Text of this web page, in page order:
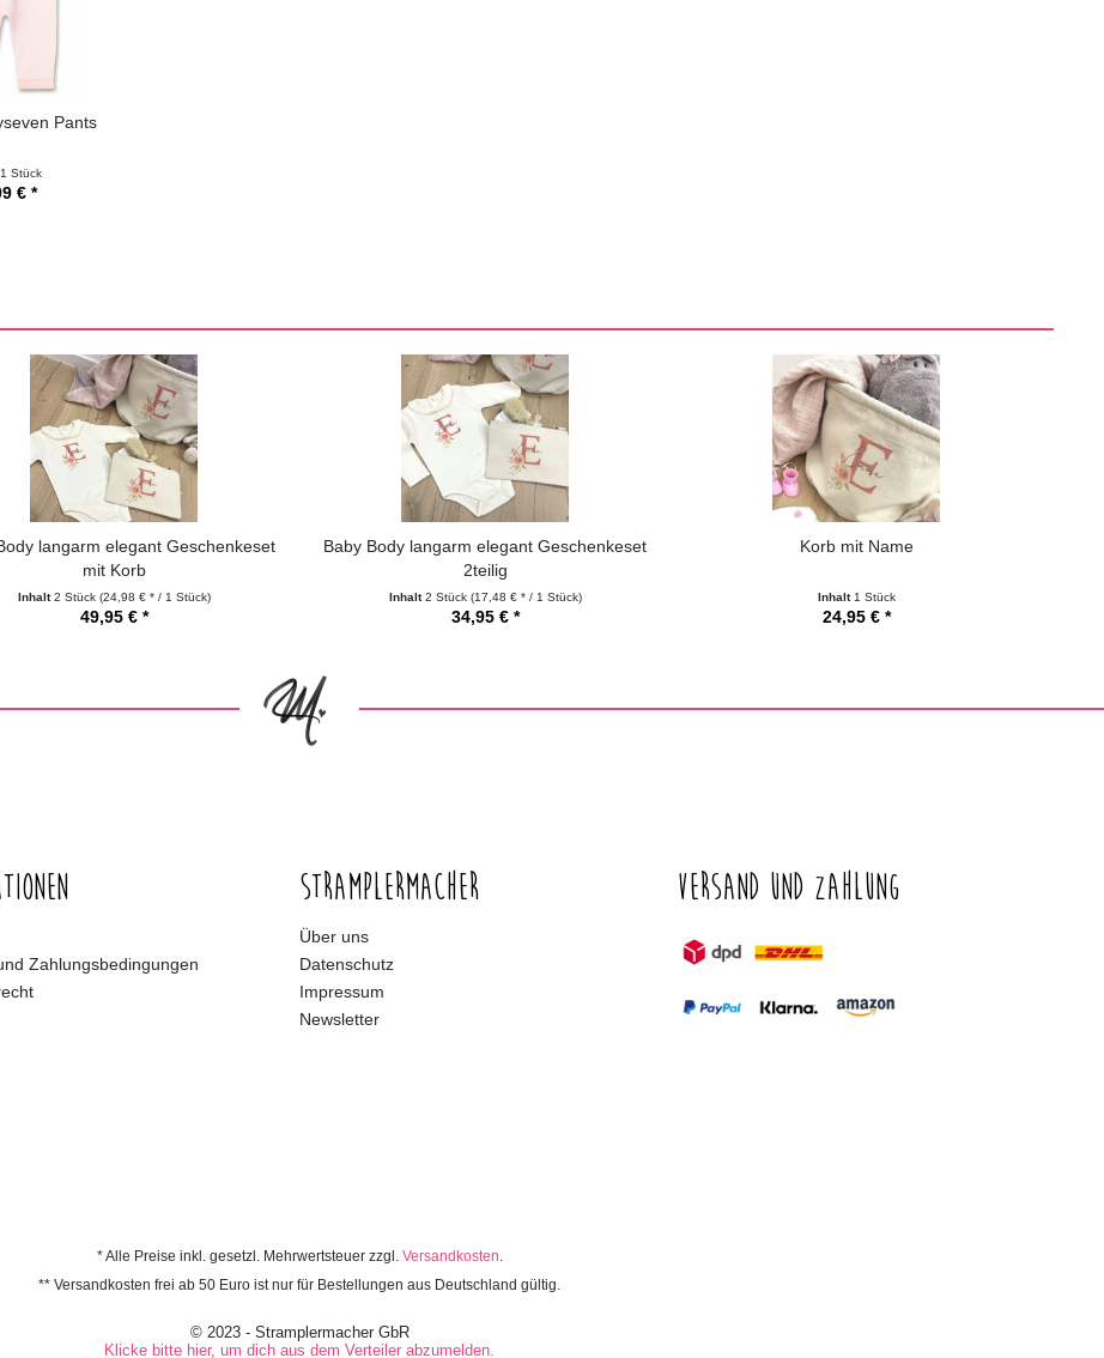
Pants
1 Stück
€ *
langarm elegant Geschenkeset
mit Korb
Inhalt2 Stück (24,98 € * / 1 Stück)
49,95 € *
Baby Body langarm elegant Geschenkeset
2teilig
Inhalt2 Stück (17,48 € * / 1 Stück)
34,95 € *
Korb mit Name
Inhalt 1 Stück
24,95 € *
Zahlungsbedingungen
Stramplermacher
Über uns
Datenschutz
Impressum
Newsletter
Versand und Zahlung
* Alle Preise inkl. gesetzl. Mehrwertsteuer zzgl. Versandkosten
** Versandkosten frei ab 50 Euro ist nur für Bestellungen aus Deutschland gültig.
© 2023 - Stramplermacher GbR
Klicke bitte hier, um dich aus dem Verteiler abzumelden.